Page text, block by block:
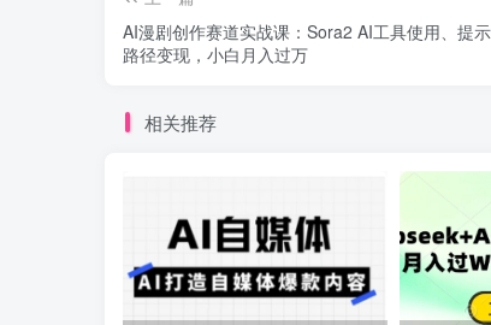
AI漫剧创作赛道实战课：Sora2 AI工具使用、提
路径变现，小白月入过万
相关推荐